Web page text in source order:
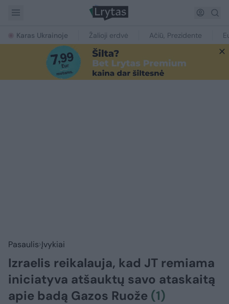
Karas Ukrainoje Žalioji erdvė Ačiū, Prezidente
Pasaulis Įvykiai
Izraelis reikalauja, kad JT remiama
iniciatyva atšauktų savo ataskaitą
apie badą Gazos Ruože (1)